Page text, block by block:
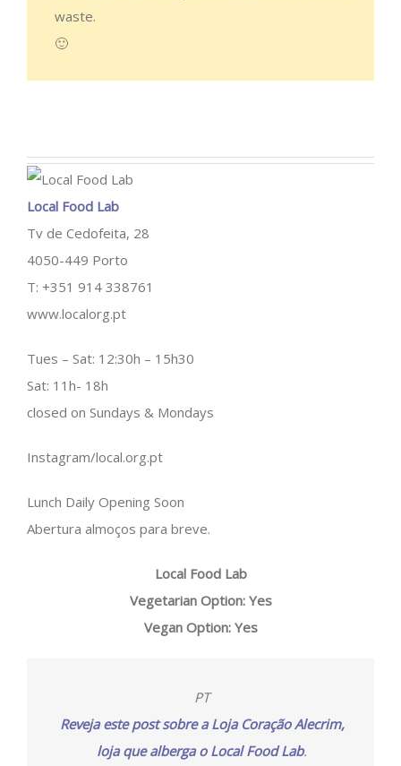
waste.
🙂
Local Food Lab
Tv de Cedofeita, 28
4050-449 Porto
T: +351 914 338761
www.localorg.pt
Tues – Sat: 12:30h – 15h30
Sat: 11h- 18h
closed on Sundays & Mondays
Instagram/local.org.pt
Lunch Daily Opening Soon
Abertura almoços para breve.
Local Food Lab
Vegetarian Option: Yes
Vegan Option: Yes
PT
Reveja este post sobre a Loja Coração Alecrim,
loja que alberga o Local Food Lab.